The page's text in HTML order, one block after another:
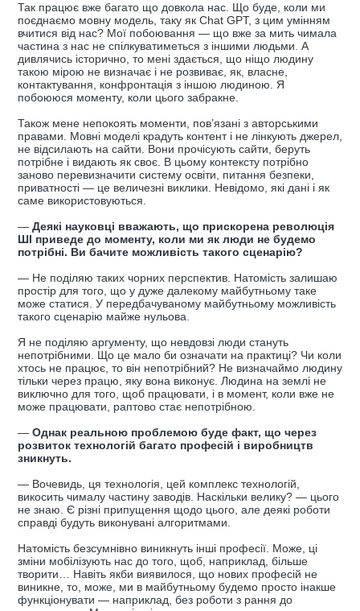
Так працює вже багато що довкола нас. Що буде, коли ми
поєднаємо мовну модель, таку як Chat GPT, з цим умінням
вчитися від нас? Мої побоювання — що вже за мить чимала
частина з нас не спілкуватиметься з іншими людьми. А
дивлячись історично, то мені здається, що ніщо людину
такою мірою не визначає і не розвиває, як, власне,
контактування, конфронтація з іншою людиною. Я
побоююся моменту, коли цього забракне.
Також мене непокоять моменти, пов’язані з авторськими
правами. Мовні моделі крадуть контент і не лінкують джерел,
не відсилають на сайти. Вони прочісують сайти, беруть
потрібне і видають як своє. В цьому контексту потрібно
заново перевизначити систему освіти, питання безпеки,
приватності — це величезні виклики. Невідомо, які дані і як
саме використовуються.
— Деякі науковці вважають, що прискорена революція
ШІ приведе до моменту, коли ми як люди не будемо
потрібні. Ви бачите можливість такого сценарію?
— Не поділяю таких чорних перспектив. Натомість залишаю
простір для того, що у дуже далекому майбутньому таке
може статися. У передбачуваному майбутньому можливість
такого сценарію майже нульова.
Я не поділяю аргументу, що невдовзі люди стануть
непотрібними. Що це мало би означати на практиці? Чи коли
хтось не працює, то він непотрібний? Не визначаймо людину
тільки через працю, яку вона виконує. Людина на землі не
виключно для того, щоб працювати, і в момент, коли вже не
може працювати, раптово стає непотрібною.
— Однак реальною проблемою буде факт, що через
розвиток технологій багато професій і виробництв
зникнуть.
— Вочевидь, ця технологія, цей комплекс технологій,
викосить чималу частину заводів. Наскільки велику? — цього
не знаю. Є різні припущення щодо цього, але деякі роботи
справді будуть виконувані алгоритмами.
Натомість безсумнівно виникнуть інші професії. Може, ці
зміни мобілізують нас до того, щоб, наприклад, більше
творити… Навіть якби виявилося, що нових професій не
виникне, то, може, ми в майбутньому будемо просто інакше
функціонувати — наприклад, без роботи з рання до